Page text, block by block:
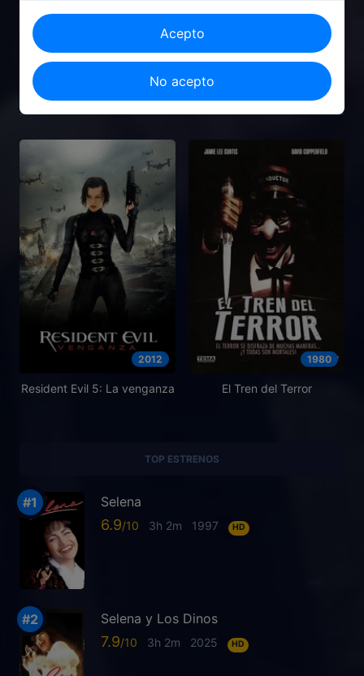
2005
El Regreso de los Muertos
Vivientes 5: Danza Macabra
2022
2012
Resident Evil 5: La venganza
1980
El Tren del Terror
TOP ESTRENOS
Selena
6.9 3h 2m 1997 HD
Selena y Los Dinos
7.9 3h 2m 2025 HD
Acepto
No acepto